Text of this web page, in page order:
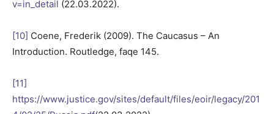
v=in_detail (22.03.2022).
[10] Coene, Frederik (2009). The Caucasus – An
Introduction. Routledge, faqe 145.
[11]
https://www.justice.gov/sites/default/files/eoir/legacy/201